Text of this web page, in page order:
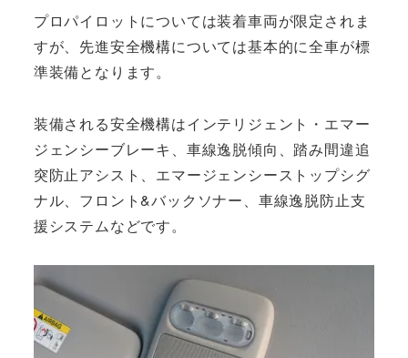
プロパイロットについては装着車両が限定されま
すが、先進安全機構については基本的に全車が標
準装備となります。
装備される安全機構はインテリジェント・エマー
ジェンシーブレーキ、車線逸脱傾向、踏み間違追
突防止アシスト、エマージェンシーストップシグ
ナル、フロント&バックソナー、車線逸脱防止支
援システムなどです。